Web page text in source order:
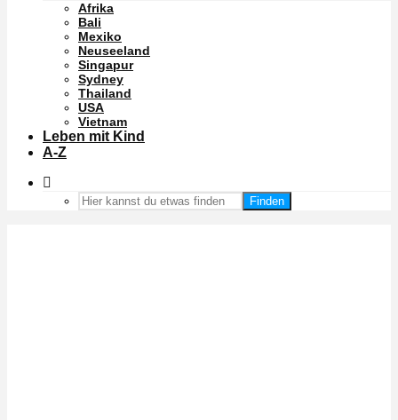
Afrika
Bali
Mexiko
Neuseeland
Singapur
Sydney
Thailand
USA
Vietnam
Leben mit Kind
A-Z
Finden